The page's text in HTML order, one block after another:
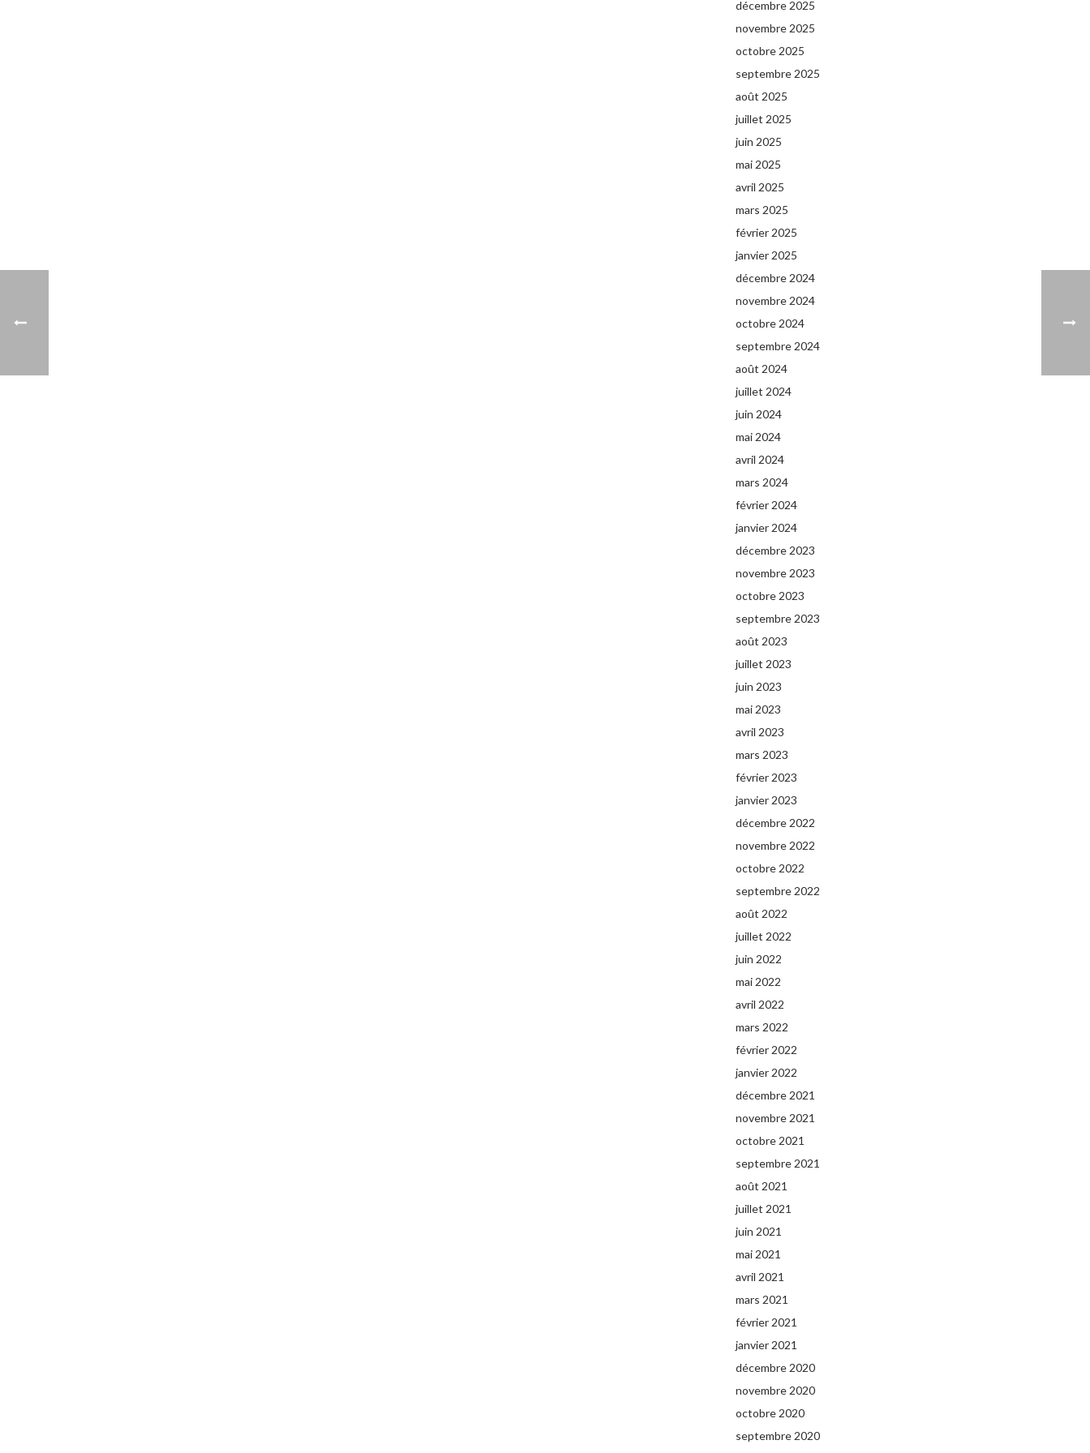
décembre 2025
novembre 2025
octobre 2025
septembre 2025
août 2025
juillet 2025
juin 2025
mai 2025
avril 2025
mars 2025
février 2025
janvier 2025
décembre 2024
novembre 2024
octobre 2024
septembre 2024
août 2024
juillet 2024
juin 2024
mai 2024
avril 2024
mars 2024
février 2024
janvier 2024
décembre 2023
novembre 2023
octobre 2023
septembre 2023
août 2023
juillet 2023
juin 2023
mai 2023
avril 2023
mars 2023
février 2023
janvier 2023
décembre 2022
novembre 2022
octobre 2022
septembre 2022
août 2022
juillet 2022
juin 2022
mai 2022
avril 2022
mars 2022
février 2022
janvier 2022
décembre 2021
novembre 2021
octobre 2021
septembre 2021
août 2021
juillet 2021
juin 2021
mai 2021
avril 2021
mars 2021
février 2021
janvier 2021
décembre 2020
novembre 2020
octobre 2020
septembre 2020